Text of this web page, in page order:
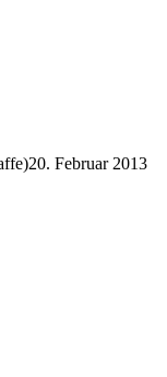
20. Februar 2013